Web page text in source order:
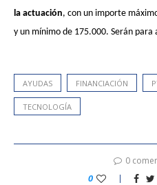
la actuación, con un importe
y un mínimo de 175.000. Serán
AYUDAS FINANCIACIÓN
TECNOLOGÍA
0
0